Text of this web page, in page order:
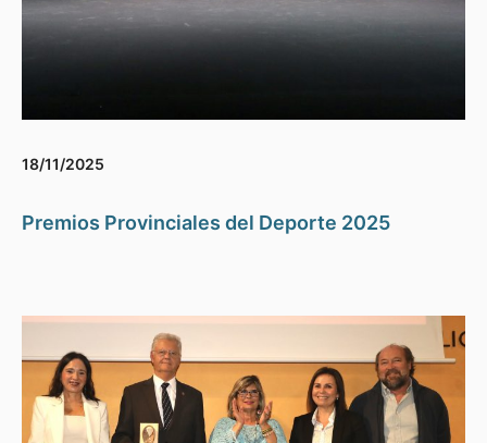
18/11/2025
Premios Provinciales del Deporte 2025